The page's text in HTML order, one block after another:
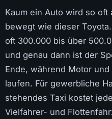
Kaum ein Auto wird so oft
bewegt wie dieser
oft 300.000 bis über
und genau dann ist der
Ende, während Motor
laufen. Für gewerbliche
stehendes Taxi kostet
Vielfahrer- und